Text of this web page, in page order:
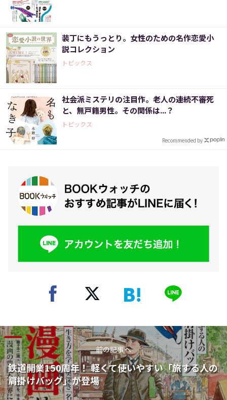
装丁にもうっとり。女性のための名作恋愛小
説コレクション
トピックス
社会派ミステリの注目作。老人の連続不審死
と、無戸籍男性。その関係は...？
トピックス
Recommended by
前の記事へ
鉄道開業150周年！ 軽くて使いやすい「旅する人の
肩掛けバッグ」が登場